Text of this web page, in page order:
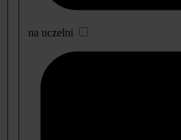
na uczelni